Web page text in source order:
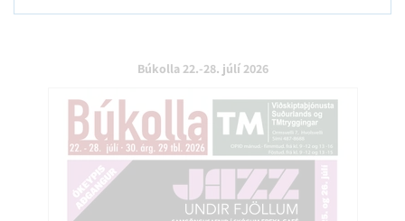
Búkolla 22.-28. júlí 2026